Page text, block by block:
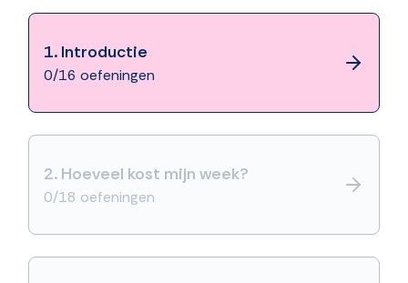
1. Introductie
0/16 oefeningen
2. Hoeveel kost mijn week?
0/18 oefeningen